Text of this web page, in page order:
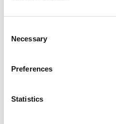
Selection
Necessary
Preferences
Statistics